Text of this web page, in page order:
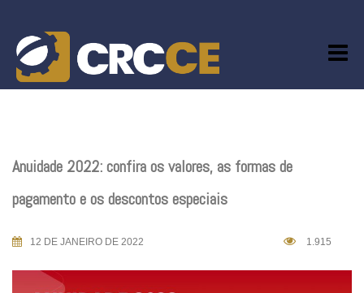
content
Anuidade 2022: confira os valores, as formas de
pagamento e os descontos especiais
12 DE JANEIRO DE 2022 1.915